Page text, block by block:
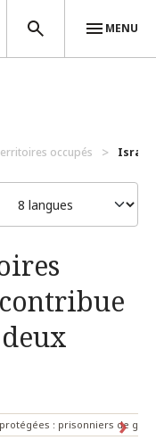
MENU
occupés Israël
: prisonniers de